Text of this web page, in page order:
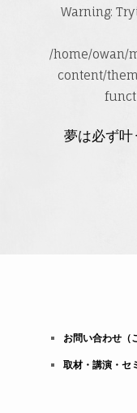
Warning:
/home/owan/
content/
夢は必ず叶
お問い合わせ（
取材・講演・セ